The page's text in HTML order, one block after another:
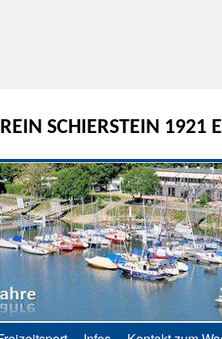
SCHIERSTEIN 1921